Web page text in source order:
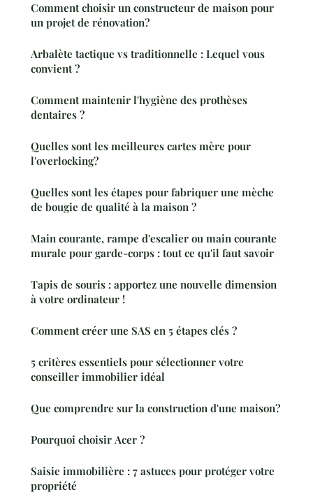
Comment choisir un constructeur de maison pour
un projet de rénovation?
Arbalète tactique vs traditionnelle : Lequel vous
convient ?
Comment maintenir l'hygiène des prothèses
dentaires ?
Quelles sont les meilleures cartes mère pour
l'overlocking?
Quelles sont les étapes pour fabriquer une mèche
de bougie de qualité à la maison ?
Main courante, rampe d'escalier ou main courante
murale pour garde-corps : tout ce qu'il faut savoir
Tapis de souris : apportez une nouvelle dimension
à votre ordinateur !
Comment créer une SAS en 5 étapes clés ?
5 critères essentiels pour sélectionner votre
conseiller immobilier idéal
Que comprendre sur la construction d'une maison?
Pourquoi choisir Acer ?
Saisie immobilière : 7 astuces pour protéger votre
propriété